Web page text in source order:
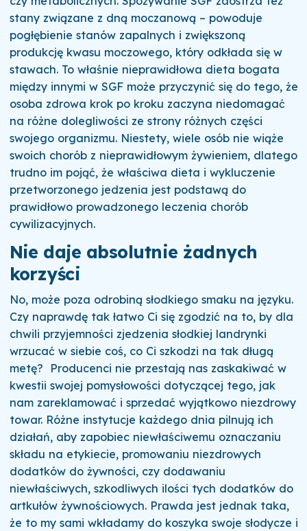
stany związane z dną moczanową – powoduje
pogłębienie stanów zapalnych i zwiększoną
produkcję kwasu moczowego, który odkłada się w
stawach. To właśnie nieprawidłowa dieta bogata
między innymi w SGF może przyczynić się do tego, że
osoba zdrowa krok po kroku zaczyna niedomagać
na różne dolegliwości ze strony różnych części
swojego organizmu. Niestety, wiele osób nie wiąże
swoich chorób z nieprawidłowym żywieniem, dlatego
trudno im pojąć, że właściwa dieta i wykluczenie
przetworzonego jedzenia jest podstawą do
prawidłowo prowadzonego leczenia chorób
cywilizacyjnych.
Nie daje absolutnie żadnych
korzyści
No, może poza odrobiną słodkiego smaku na języku.
Czy naprawdę tak łatwo Ci się zgodzić na to, by dla
chwili przyjemności zjedzenia słodkiej landrynki
wrzucać w siebie coś, co Ci szkodzi na tak długą
metę?
Producenci nie przestają nas zaskakiwać w
kwestii swojej pomysłowości dotyczącej tego, jak
nam zareklamować i sprzedać wyjątkowo niezdrowy
towar. Różne instytucje każdego dnia pilnują ich
działań, aby zapobiec niewłaściwemu oznaczaniu
składu na etykiecie, promowaniu niezdrowych
dodatków do żywności, czy dodawaniu
niewłaściwych, szkodliwych ilości tych dodatków do
artkułów żywnościowych. Prawda jest jednak taka,
że to my sami wkładamy do koszyka swoje słodycze i